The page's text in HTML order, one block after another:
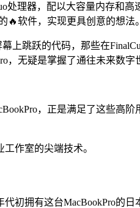
处理器，配以大容量内存和
🔥软件，实现更具创意的想法。
上跳跃的代码，那些在
无疑是掌握了通往未来数字
，正是满足了这些高
作室的尖端技术。
初拥有这台MacBookPro的